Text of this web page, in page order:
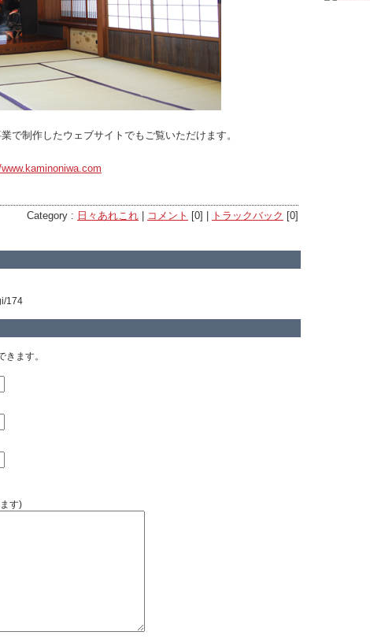
で制作したウェブサイトでもご覧いただけます。
Category : 日々あれこれ コメント [0] | トラックバック [0]
174
きます。
す)